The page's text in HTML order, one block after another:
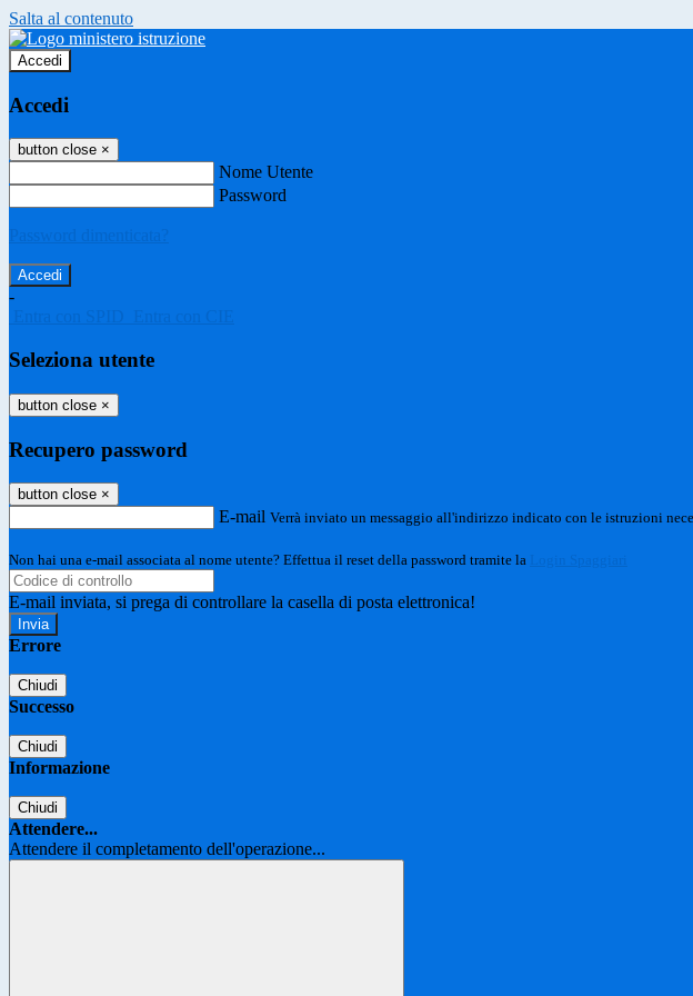
Salta al contenuto
Accedi
Accedi
button close ×
Nome Utente
Password
Password dimenticata?
-
Entra con SPID
Entra con CIE
Seleziona utente
button close ×
Recupero password
button close ×
E-mail Verrà inviato un messaggio all'indirizzo indicato con le istruzioni
Non hai una e-mail associata al nome utente? Effettua il reset della password tramite la Login Spaggiari
E-mail inviata, si prega di controllare la casella di posta elettronica!
Errore
Chiudi
Successo
Chiudi
Informazione
Chiudi
Attendere...
Attendere il completamento dell'operazione...